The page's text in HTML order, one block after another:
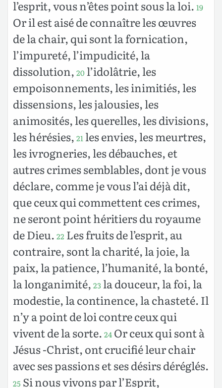
l’esprit, vous n’êtes point sous la loi. 19
Or il est aisé de connaître les œuvres
de la chair, qui sont la fornication,
l’impureté, l’impudicité, la
dissolution, 20 l’idolâtrie, les
empoisonnements, les inimitiés, les
dissensions, les jalousies, les
animosités, les querelles, les divisions,
les hérésies, 21 les envies, les meurtres,
les ivrogneries, les débauches, et
autres crimes semblables, dont je vous
déclare, comme je vous l’ai déjà dit,
que ceux qui commettent ces crimes,
ne seront point héritiers du royaume
de Dieu. 22 Les fruits de l’esprit, au
contraire, sont la charité, la joie, la
paix, la patience, l’humanité, la bonté,
la longanimité, 23 la douceur, la foi, la
modestie, la continence, la chasteté. Il
n’y a point de loi contre ceux qui
vivent de la sorte. 24 Or ceux qui sont à
Jésus -Christ, ont crucifié leur chair
avec ses passions et ses désirs déréglés.
25 Si nous vivons par l’Esprit,